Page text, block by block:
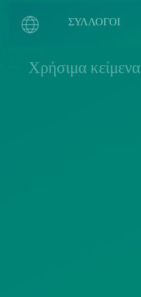
ΣΥΛΛΟΓΟΙ
Χρήσιμα κείμενα